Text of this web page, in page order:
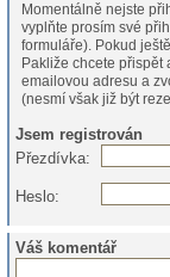
Momentálně nejste
vyplňte prosím své
formuláře).
Pakliže chcete přispět
emailovou adresu a
(nesmí však již být
Jsem registrován
Přezdívka:
Heslo:
Váš komentář